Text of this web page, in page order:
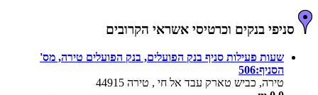
סניפי בנקים וכרטיסי אשראי הקרובים
שעות פעילות סניף בנק הפועלים, בנק הפועלים טירה, מס'
הסניף:506
טירה, כביש טארק עבד אל חי , טירה 44915